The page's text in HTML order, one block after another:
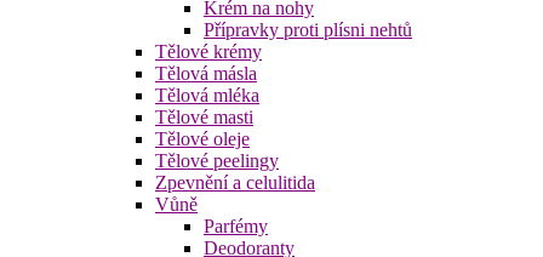
Krém na nohy
Přípravky proti plísni nehtů
Tělové krémy
Tělová másla
Tělová mléka
Tělové masti
Tělové oleje
Tělové peelingy
Zpevnění a celulitida
Vůně
Parfémy
Deodoranty